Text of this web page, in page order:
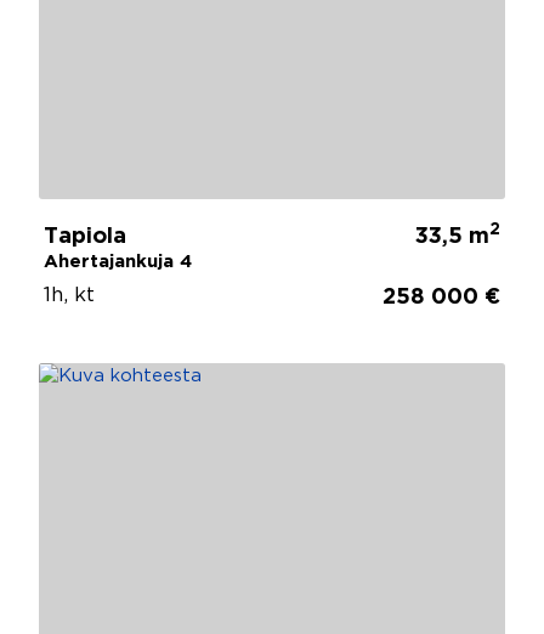
Tapiola
Ahertajankuja 4
33,5 m2
1h, kt 258 000 €